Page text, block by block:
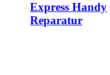
Express Handy
Reparatur